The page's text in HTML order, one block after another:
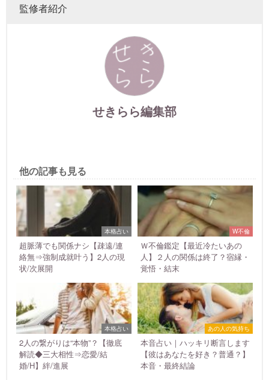
監修者紹介
せきらら編集部
他の記事も見る
本格占い
超脈薄でも関係ナシ【疎遠/連
絡無⇒強制成就叶う】2人の現
状/次展開
W不倫
Ｗ不倫鑑定【最近冷たいあの
人】２人の関係は終了？宿縁・
覚悟・結末
本格占い
2人の繋がりは“本物”？【徹底
解読◆三大相性⇒恋愛/結
婚/H】絆/進展
あの人の気持ち
本音占い｜ハッキリ断言します
【彼はあなたを好き？普通？】
本音・最終結論